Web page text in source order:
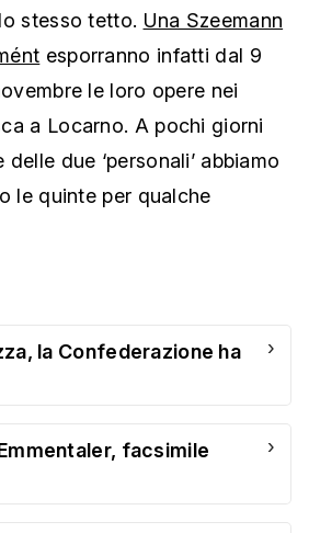
stesso tetto. Una Szeemann
esporranno infatti dal 9
le loro opere nei
a Locarno. A pochi giorni
due ‘personali’ abbiamo
le quinte per qualche
la Confederazione ha
›
facsimile
›